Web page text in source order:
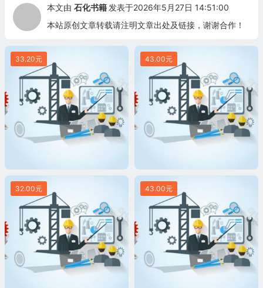
本文由 石化书籍 发表于2026年5月27日 14:51:00
本站原创文章转载请注明文章出处及链接，谢谢合作！
33.20元 43.00元
32.00元 43.00元